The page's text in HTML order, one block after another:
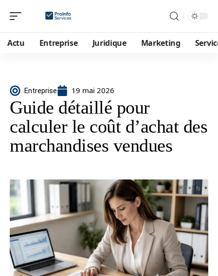
Actu Entreprise Juridique Marketing
Entreprise 19 mai 2026
Guide détaillé pour
calculer le coût d’achat des
marchandises vendues